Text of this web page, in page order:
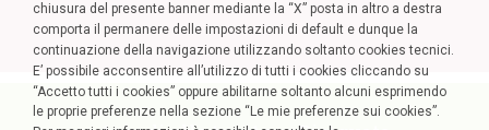
chiusura del presente banner mediante la “X” posta in altro a destra
comporta il permanere delle impostazioni di default e dunque la
continuazione della navigazione utilizzando soltanto cookies tecnici.
E’ possibile acconsentire all’utilizzo di tutti i cookies cliccando su
“Accetto tutti i cookies” oppure abilitarne soltanto alcuni esprimendo
le proprie preferenze nella sezione “Le mie preferenze sui cookies”.